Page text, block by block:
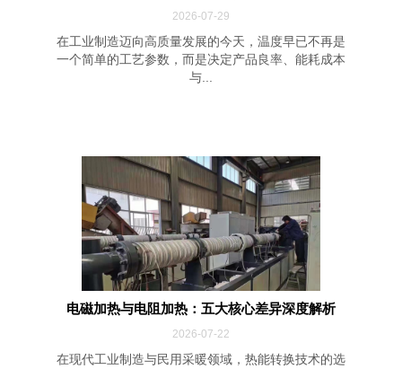
2026-07-29
在工业制造迈向高质量发展的今天，温度早已不再是
一个简单的工艺参数，而是决定产品良率、能耗成本
与...
电磁加热与电阻加热：五大核心差异深度解析
2026-07-22
在现代工业制造与民用采暖领域，热能转换技术的选